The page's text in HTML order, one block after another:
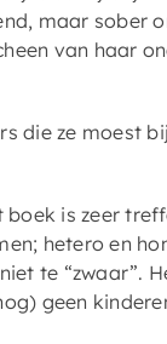
maar sober
van haar
die ze moest
is zeer
hetero en
te “zwaar”.
geen